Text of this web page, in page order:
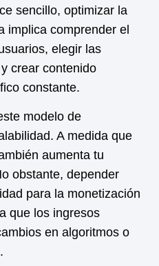
sencillo, optimizar la
implica comprender el
elegir las
crear contenido
constante.
modelo de
A medida que
aumenta tu
obstante, depender
para la monetización
que los ingresos
en algoritmos o